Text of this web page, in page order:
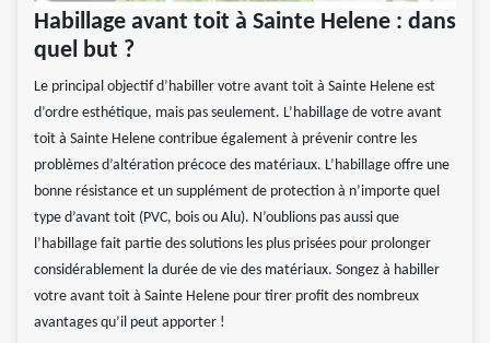
Habillage avant toit à Sainte Helene : dans
quel but ?
Le principal objectif d’habiller votre avant toit à Sainte Helene est
d’ordre esthétique, mais pas seulement. L’habillage de votre avant
toit à Sainte Helene contribue également à prévenir contre les
problèmes d’altération précoce des matériaux. L’habillage offre une
bonne résistance et un supplément de protection à n’importe quel
type d’avant toit (PVC, bois ou Alu). N’oublions pas aussi que
l’habillage fait partie des solutions les plus prisées pour prolonger
considérablement la durée de vie des matériaux. Songez à habiller
votre avant toit à Sainte Helene pour tirer profit des nombreux
avantages qu’il peut apporter !